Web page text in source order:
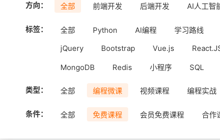
方向： 全部 前端开发 后端开发 AI人工智
标签： 全部 Python AI编程
学习路线
jQuery
Bootstrap Vue.js
MongoDB Redis 小程序 SQL
工具 Android uni-app APICloud
类型： 全部 编程微课 视频课程 编程实战
条件： 全部 免费课程 会员免费课程 合作